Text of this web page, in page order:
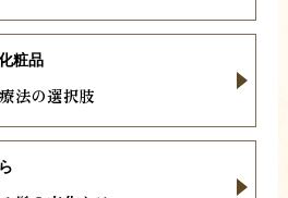
法の選択肢
粧品